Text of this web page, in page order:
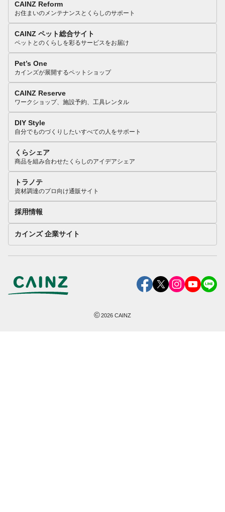
CAINZ Reform
お住まいのメンテナンスとくらしのサポート
CAINZ ペット総合サイト
ペットとのくらしを彩るサービスをお届け
Pet’s One
カインズが展開するペットショップ
CAINZ Reserve
ワークショップ、施設予約、工具レンタル
DIY Style
自分でものづくりしたいすべての人をサポート
くらシェア
商品を組み合わせたくらしのアイデアシェア
トラノテ
資材調達のプロ向け通販サイト
採用情報
カインズ 企業サイト
©2026 CAINZ